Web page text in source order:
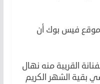
فيس بوك أن
القريبة منه نهال
بقية الشهر الكريم